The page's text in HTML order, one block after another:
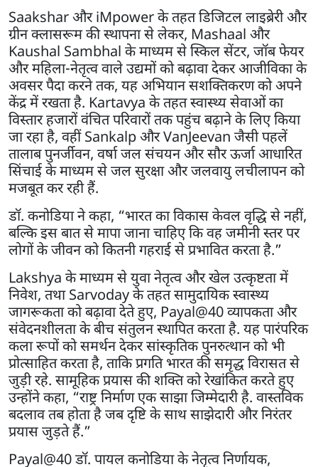
Saakshar और iMpower के तहत डिजिटल लाइब्रेरी और
ग्रीन क्लासरूम की स्थापना से लेकर, Mashaal और
Kaushal Sambhal के माध्यम से स्किल सेंटर, जॉब फेयर
और महिला-नेतृत्व वाले उद्यमों को बढ़ावा देकर आजीविका के
अवसर पैदा करने तक, यह अभियान सशक्तिकरण को अपने
केंद्र में रखता है. Kartavya के तहत स्वास्थ्य सेवाओं का
विस्तार हजारों वंचित परिवारों तक पहुंच बढ़ाने के लिए किया
जा रहा है, वहीं Sankalp और VanJeevan जैसी पहलें
तालाब पुनर्जीवन, वर्षा जल संचयन और सौर ऊर्जा आधारित
सिंचाई के माध्यम से जल सुरक्षा और जलवायु लचीलापन को
मजबूत कर रही हैं.
डॉ. कनोडिया ने कहा, “भारत का विकास केवल वृद्धि से नहीं,
बल्कि इस बात से मापा जाना चाहिए कि वह जमीनी स्तर पर
लोगों के जीवन को कितनी गहराई से प्रभावित करता है.”
Lakshya के माध्यम से युवा नेतृत्व और खेल उत्कृष्टता में
निवेश, तथा Sarvoday के तहत सामुदायिक स्वास्थ्य
जागरूकता को बढ़ावा देते हुए, Payal@40 व्यापकता और
संवेदनशीलता के बीच संतुलन स्थापित करता है. यह पारंपरिक
कला रूपों को समर्थन देकर सांस्कृतिक पुनरुत्थान को भी
प्रोत्साहित करता है, ताकि प्रगति भारत की समृद्ध विरासत से
जुड़ी रहे. सामूहिक प्रयास की शक्ति को रेखांकित करते हुए
उन्होंने कहा, “राष्ट्र निर्माण एक साझा जिम्मेदारी है. वास्तविक
बदलाव तब होता है जब दृष्टि के साथ साझेदारी और निरंतर
प्रयास जुड़ते हैं.”
Payal@40 डॉ. पायल कनोडिया के नेतृत्व निर्णायक,